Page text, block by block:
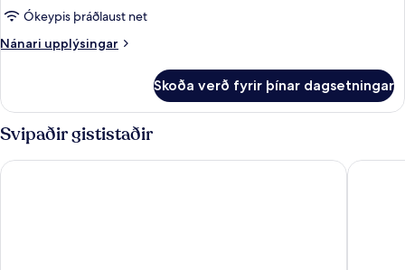
Ókeypis þráðlaust net
Nánari upplýsingar
Nánari
Skoða verð fyrir þínar dagsetningar
Svipaðir gististaðir
Roseland Corp Hotel M